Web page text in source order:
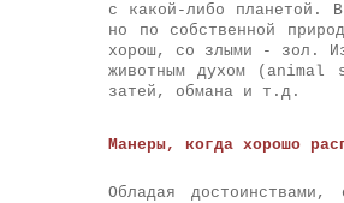
с какой-либо планетой.
но по собственной
хорош, со злыми - зол.
животным духом
затей, обмана и т.д.
Манеры, когда хорошо
Обладая